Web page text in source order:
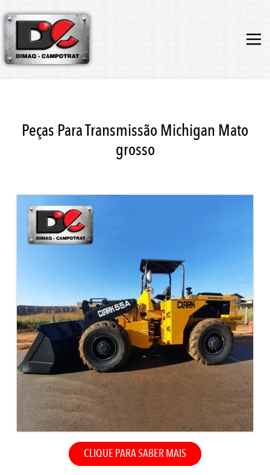
Peças Para Transmissão Michigan Mato
grosso
CLIQUE PARA SABER MAIS